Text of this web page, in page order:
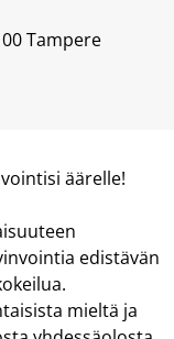
Tampere
äärelle!
edistävän
mieltä ja